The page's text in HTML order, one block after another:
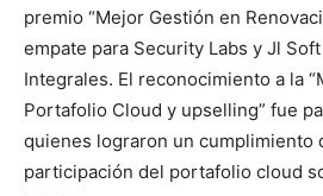
premio “Mejor Gestión en
empate para Security Labs y Jl
Integrales. El reconocimiento a la
Portafolio Cloud y upselling” fue
quienes lograron un cumplimiento
participación del portafolio cloud